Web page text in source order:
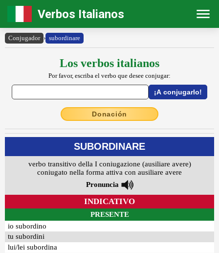
Verbos Italianos
Conjugador › subordinare
Los verbos italianos
Por favor, escriba el verbo que desee conjugar:
Donación
SUBORDINARE
verbo transitivo della I coniugazione (ausiliare avere)
coniugato nella forma attiva con ausiliare avere
Pronuncia
INDICATIVO
PRESENTE
io subordino
tu subordini
lui/lei subordina